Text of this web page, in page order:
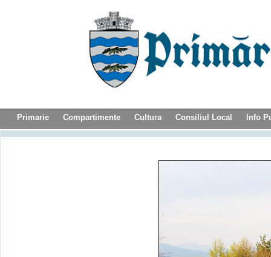
Primarie Compartimente Cultura Consiliul Local Info